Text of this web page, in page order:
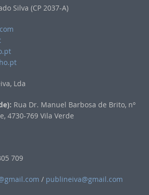
Silva (CP 2037-A)
Lda
Rua Dr. Manuel Barbosa de Brito, nº
4730-769 Vila Verde
709
/ publineiva@gmail.com